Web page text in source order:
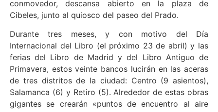
conmovedor, descansa abierto en la plaza de
Cibeles, junto al quiosco del paseo del Prado.
Durante tres meses, y con motivo del Día
Internacional del Libro (el próximo 23 de abril) y las
ferias del Libro de Madrid y del Libro Antiguo de
Primavera, estos veinte bancos lucirán en las aceras
de tres distritos de la ciudad: Centro (9 asientos),
Salamanca (6) y Retiro (5). Alrededor de estas obras
gigantes se crearán «puntos de encuentro al aire